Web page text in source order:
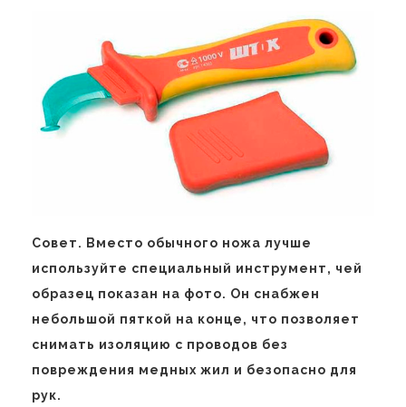
Совет. Вместо обычного ножа лучше
используйте специальный инструмент, чей
образец показан на фото. Он снабжен
небольшой пяткой на конце, что позволяет
снимать изоляцию с проводов без
повреждения медных жил и безопасно для
рук.